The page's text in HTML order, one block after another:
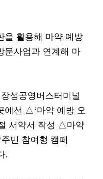
을 활용해 마약 예방
문사업과 연계해 마
성공영버스터미널
에선 △‘마약 예방 오
서약서 작성 △마약
민 참여형 캠페
.